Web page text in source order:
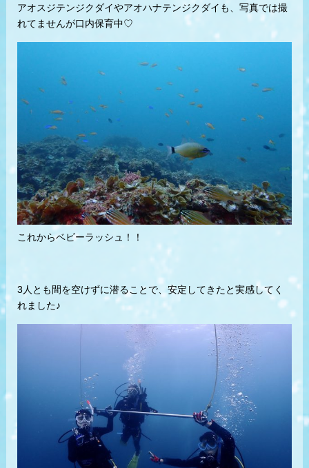
アオスジテンジクダイやアオハナテンジクダイも、写真では撮
れてませんが口内保育中♡
これからベビーラッシュ！！
3人とも間を空けずに潜ることで、安定してきたと実感してく
れました♪